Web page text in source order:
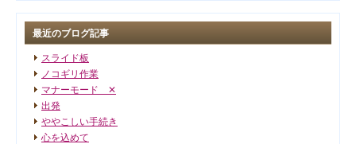
最近のブログ記事
スライド板
ノコギリ作業
マナーモード ✕
出発
ややこしい手続き
心を込めて